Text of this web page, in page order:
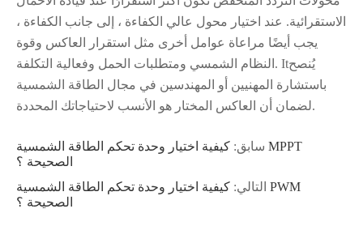
الاستقرائية. عند اختيار محول عالي الكفاءة ، إلى جانب الكفاءة ،
يجب أيضًا مراعاة عوامل أخرى مثل استقرار العاكس وقوة
النظام الشمسي ومتطلبات الحمل وفعالية التكلفة. Itيُنصح
باستشارة المهنيين أو المهندسين في مجال الطاقة الشمسية
لضمان أن العاكس المختار هو الأنسب لاحتياجاتك المحددة.
سابق: كيفية اختيار وحدة تحكم الطاقة الشمسية MPPT
الصحيحة ؟
التالي: كيفية اختيار وحدة تحكم الطاقة الشمسية PWM
الصحيحة ؟